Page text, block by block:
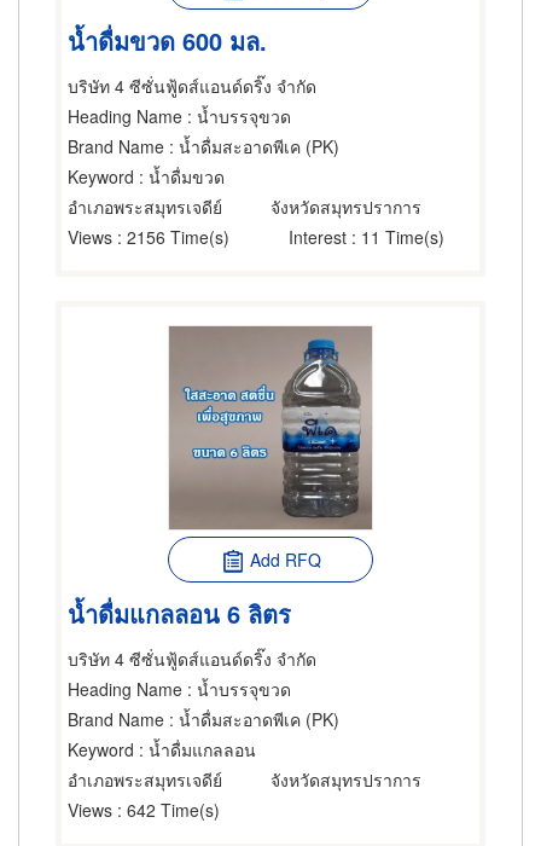
น้ำดื่มขวด 600 มล.
บริษัท 4 ซีซั่นฟู้ดส์แอนด์ดริ๊ง จำกัด
Heading Name : น้ำบรรจุขวด
Brand Name : น้ำดื่มสะอาดพีเค (PK)
Keyword : น้ำดื่มขวด
อำเภอพระสมุทรเจดีย์
จังหวัดสมุทรปราการ
Views : 2156 Time(s) Interest : 11 Time(s)
Add RFQ
น้ำดื่มแกลลอน 6 ลิตร
บริษัท 4 ซีซั่นฟู้ดส์แอนด์ดริ๊ง จำกัด
Heading Name : น้ำบรรจุขวด
Brand Name : น้ำดื่มสะอาดพีเค (PK)
Keyword : น้ำดื่มแกลลอน
อำเภอพระสมุทรเจดีย์
จังหวัดสมุทรปราการ
Views : 642 Time(s)